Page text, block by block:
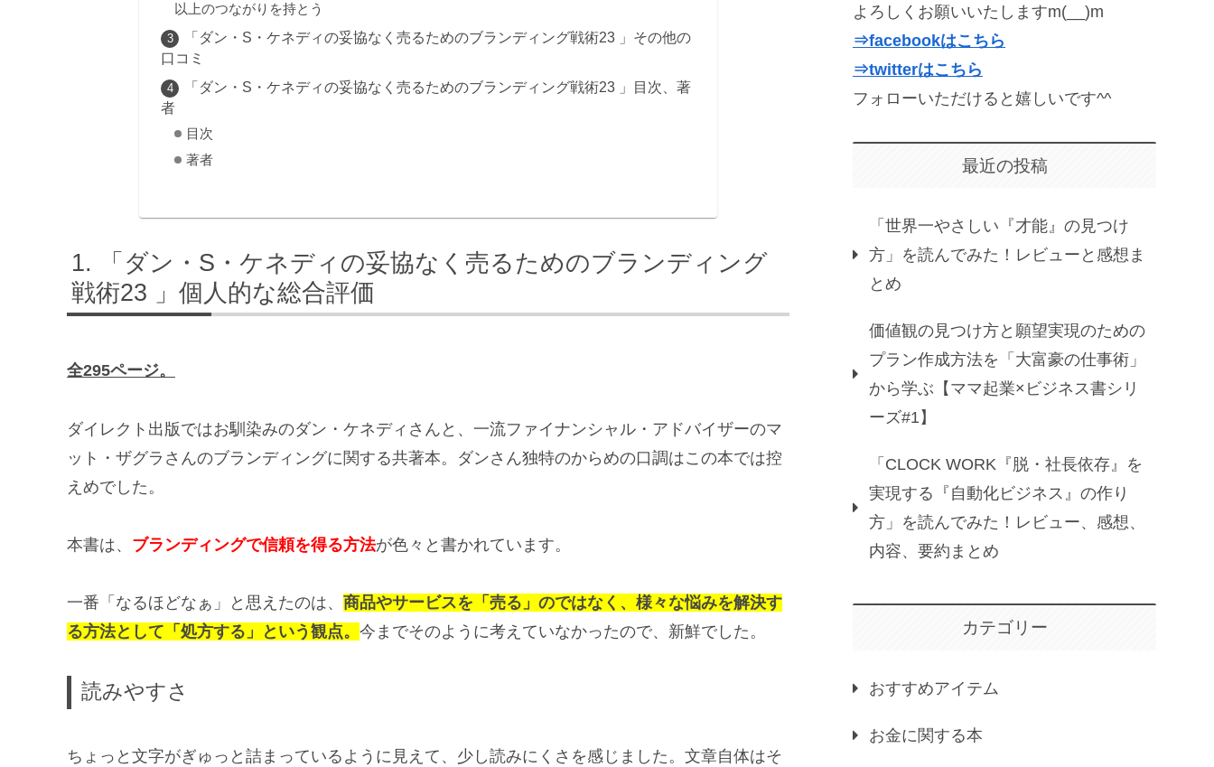
以上のつながりを持とう
「ダン・S・ケネディの妥協なく売るためのブランディング戦術23 」その他の
口コミ
「ダン・S・ケネディの妥協なく売るためのブランディング戦術23 」目次、著
者
目次
著者
「ダン・S・ケネディの妥協なく売るためのブランディング
戦術23 」個人的な総合評価
全295ページ。
ダイレクト出版ではお馴染みのダン・ケネディさんと、一流ファイナンシャル・アドバイザーのマ
ット・ザグラさんのブランディングに関する共著本。ダンさん独特のからめの口調はこの本では控
えめでした。
本書は、 ブランディングで信頼を得る方法が色々と書かれています。
一番「なるほどなぁ」と思えたのは、 商品やサービスを「売る」のではなく、様々な悩みを解決す
る方法として「処方する」という観点。 今までそのように考えていなかったので、新鮮でした。
読みやすさ
ちょっと文字がぎゅっと詰まっているように見えて、少し読みにくさを感じました。文章自体はそ
よろしくお願いいたしますm(__)m
⇒facebookはこちら
⇒twitterはこちら
フォローいただけると嬉しいです^^
最近の投稿
「世界一やさしい『才能』の見つけ
方」を読んでみた！レビューと感想ま
とめ
価値観の見つけ方と願望実現のための
プラン作成方法を「大富豪の仕事術」
から学ぶ【ママ起業×ビジネス書シリ
ーズ#1】
「CLOCK WORK『脱・社長依存』を
実現する『自動化ビジネス』の作り
方」を読んでみた！レビュー、感想、
内容、要約まとめ
カテゴリー
おすすめアイテム
お金に関する本